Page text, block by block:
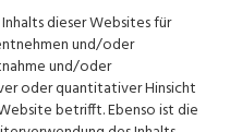
dieser Websites für
und/oder
und/oder
oder quantitativer Hinsicht
betrifft. Ebenso ist die